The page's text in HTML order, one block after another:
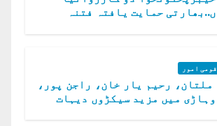
ں..بھارتی حمایت یافتہ فتنہ
قومی امور
ملتان، رحیم یار خان، راجن پور،
وہاڑی میں مزید سیکڑوں دیہات